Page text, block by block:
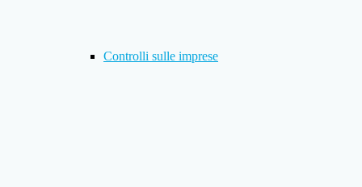
Controlli sulle imprese